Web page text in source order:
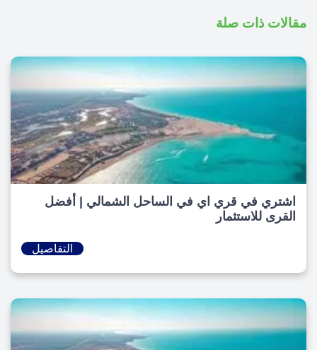
مقالات ذات صلة
اشتري في قري اي في الساحل الشمالي | أفضل
القرى للاستثمار
التفاصيل